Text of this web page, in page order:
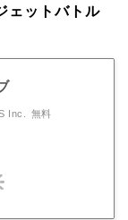
ェットバトル
Inc. 無料